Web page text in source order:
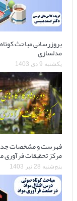
بروزرسانی مباحث
مدلسازی
یکشنبه 9 دی 1403
فهرست و مشخصات
مرکز تحقیقات فرآوری
پنج‌شنبه 28 تیر 1403